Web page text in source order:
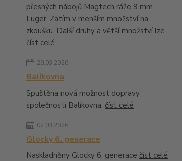
přesných nábojů Magtech ráže 9 mm
Luger. Zatím v menším množství na
zkoušku. Další druhy a větší množství lze ...
číst celé
29.03.2026
Balíkovna
Spuštěna nová možnost dopravy
společností Balíkovna. číst celé
02.03.2026
Glocky 6. generace
Naskladněny Glocky 6. generace číst celé